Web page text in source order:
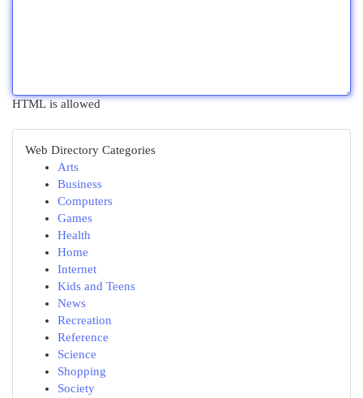
HTML is allowed
Web Directory Categories
Arts
Business
Computers
Games
Health
Home
Internet
Kids and Teens
News
Recreation
Reference
Science
Shopping
Society